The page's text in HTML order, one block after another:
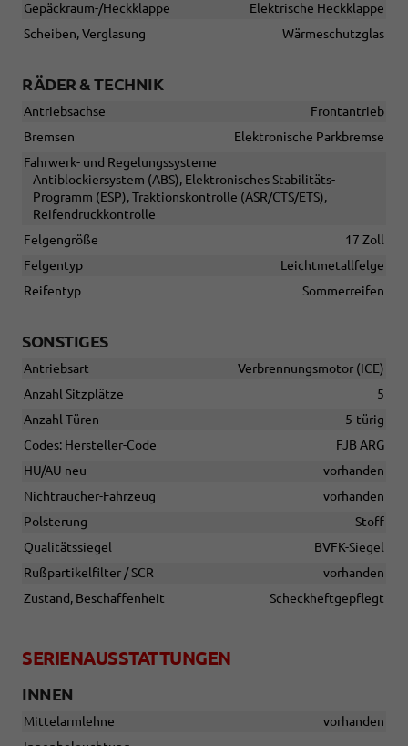
Gepäckraum-/Heckklappe
Elektrische Heckklappe
Scheiben, Verglasung
Wärmeschutzglas
RÄDER & TECHNIK
Antriebsachse
Frontantrieb
Bremsen
Elektronische Parkbremse
Fahrwerk- und Regelungssysteme
Antiblockiersystem (ABS), Elektronisches Stabilitäts-
Programm (ESP), Traktionskontrolle (ASR/CTS/ETS),
Reifendruckkontrolle
Felgengröße
17 Zoll
Felgentyp
Leichtmetallfelge
Reifentyp
Sommerreifen
SONSTIGES
Antriebsart
Verbrennungsmotor (ICE)
Anzahl Sitzplätze
5
Anzahl Türen
5-türig
Codes: Hersteller-Code
FJB ARG
HU/AU neu
vorhanden
Nichtraucher-Fahrzeug
vorhanden
Polsterung
Stoff
Qualitätssiegel
BVFK-Siegel
Rußpartikelfilter / SCR
vorhanden
Zustand, Beschaffenheit
Scheckheftgepflegt
SERIENAUSSTATTUNGEN
INNEN
Mittelarmlehne
vorhanden